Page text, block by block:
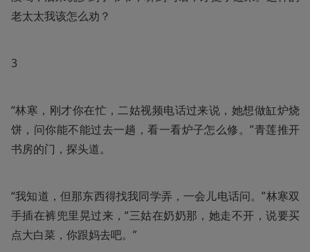
老太太我该怎么劝？
3
“林寒，刚才你在忙，二姑视频电话过来说，她想做缸炉烧
饼，问你能不能过去一趟，看一看炉子怎么修。”青莲推开
书房的门，探头道。
“我知道，但那东西得找我同学弄，一会儿电话问。”林寒双
手插在裤兜里晃过来，“三姑在奶奶那，她走不开，说要买
点大白菜，你跟妈去吧。”